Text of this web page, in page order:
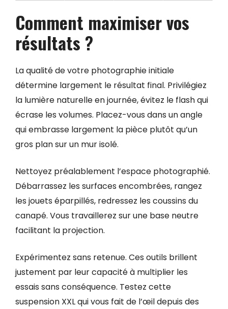
Comment maximiser vos
résultats ?
La qualité de votre photographie initiale
détermine largement le résultat final. Privilégiez
la lumière naturelle en journée, évitez le flash qui
écrase les volumes. Placez-vous dans un angle
qui embrasse largement la pièce plutôt qu’un
gros plan sur un mur isolé.
Nettoyez préalablement l’espace photographié.
Débarrassez les surfaces encombrées, rangez
les jouets éparpillés, redressez les coussins du
canapé. Vous travaillerez sur une base neutre
facilitant la projection.
Expérimentez sans retenue. Ces outils brillent
justement par leur capacité à multiplier les
essais sans conséquence. Testez cette
suspension XXL qui vous fait de l’œil depuis des